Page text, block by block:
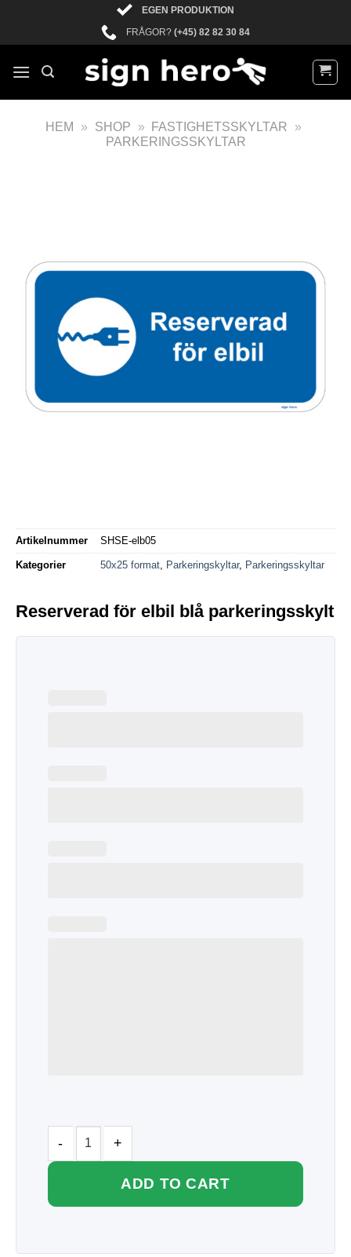
EGEN PRODUKTION
FRÅGOR? (+45) 82 82 30 84
HEM » SHOP » FASTIGHETSSKYLTAR
»
PARKERINGSSKYLTAR
Artikelnummer SHSE-elb05
Kategorier 50x25 format Parkeringskyltar, Parkeringsskyltar
Reserverad för elbil blå parkeringsskylt
ADD TO CART